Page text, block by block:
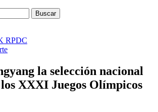
RPDC
la selección nacional
XXXI Juegos Olímpicos